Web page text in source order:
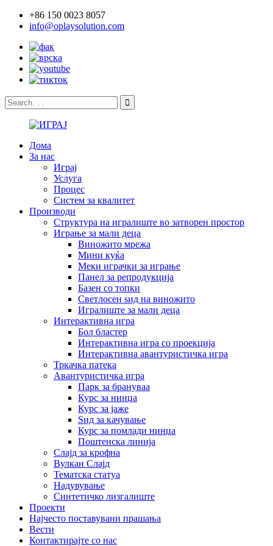
+86 150 0023 8057
info@oplaysolution.com
Дома
За нас
Играј
Услуга
Процес
Систем за квалитет
Производи
Структура на игралиште во затворен простор
Играње за мали деца
Виножито мрежа
Мини куќа
Меки играчки за играње
Панел за репродукција
Базен со топки
Светлосен ѕид на виножито
Игралиште за мали деца
Интерактивна игра
Бол бластер
Интерактивна игра со проекција
Интерактивна авантуристичка игра
Тркачка патека
Авантуристичка игра
Парк за брануваа
Курс за нинџа
Курс за јаже
Ѕид за качување
Курс за помлади нинџа
Поштенска линија
Слајд за крофна
Вулкан Слајд
Тематска статуа
Надувување
Синтетичко лизгалиште
Проекти
Најчесто поставувани прашања
Вести
Контактирајте со нас